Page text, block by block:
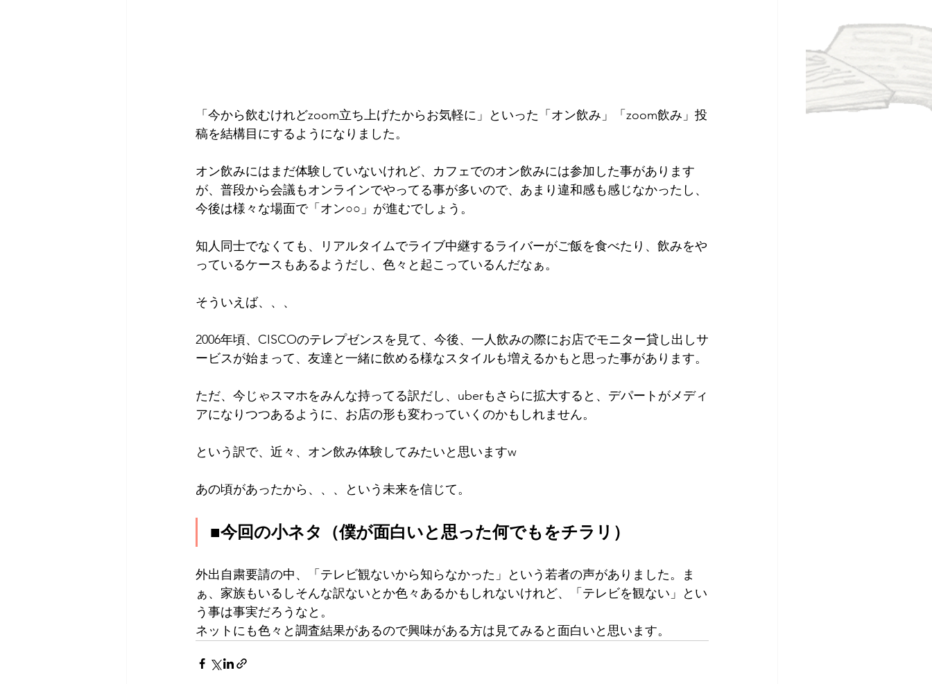
「今から飲むけれどzoom立ち上げたからお気軽に」といった「オン飲み」「zoom飲み」投
稿を結構目にするようになりました。
オン飲みにはまだ体験していないけれど、カフェでのオン飲みには参加した事があります
が、普段から会議もオンラインでやってる事が多いので、あまり違和感も感じなかったし、
今後は様々な場面で「オン○○」が進むでしょう。
知人同士でなくても、リアルタイムでライブ中継するライバーがご飯を食べたり、飲みをや
っているケースもあるようだし、色々と起こっているんだなぁ。
そういえば、、、
2006年頃、CISCOのテレプゼンスを見て、今後、一人飲みの際にお店でモニター貸し出しサ
ービスが始まって、友達と一緒に飲める様なスタイルも増えるかもと思った事があります。
ただ、今じゃスマホをみんな持ってる訳だし、uberもさらに拡大すると、デパートがメディ
アになりつつあるように、お店の形も変わっていくのかもしれません。
という訳で、近々、オン飲み体験してみたいと思いますw
あの頃があったから、、、という未来を信じて。
■今回の小ネタ（僕が面白いと思った何でもをチラリ）
外出自粛要請の中、「テレビ観ないから知らなかった」という若者の声がありました。ま
ぁ、家族もいるしそんな訳ないとか色々あるかもしれないけれど、「テレビを観ない」とい
う事は事実だろうなと。
ネットにも色々と調査結果があるので興味がある方は見てみると面白いと思います。